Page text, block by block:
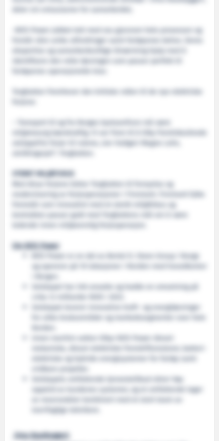
–BOS Power jobbet tett med oss gjennom hele prosessen og
forstår våre unike utfordringer samt fartøyenes behov. Deres
ekspertise og samarbeidsvillige tilnærming hjalp med å
identifisere den rette løsningen som passer perfekt til
fartøyenes operasjonelle krav.
Torghatten fremhever den kritiske rollen til de nye elektriske
– Transport til og fra Norges kystsamfunn må være
utslippsfrie ferjer til rutene, sier Hallgeir Magne Lohn,
utviklingssjef i Torghatten.
STERKT MILJØFOKUS
Med disse ferjene bidrar Torghatten til fornyelse og
modernisering av ferjeoperasjoner i Finnmark. Finnmark fylke
kontrakten passer godt med Torghattens mål om å være
Om BOS Power
BOS Power er en del av Bertel O. Steen Group i Norge
og opererer på 10 lokasjoner i Norden med hovedkontor
i Bergen.
Selskapet har 240 ansatte og hadde en omsetning på
Selskapet leverer innovative kraft- og energiløsninger
for ulike bruksområder og markedssegmenter over hele
Innen maritim sektor tilbyr BOS Power diesel-
mekaniske, diesel-elektriske fremdriftsmotorer, batteri-
elektriske og hybride energisystemer for fartøy samt
Selskapets omfattende tjenestetilbud sikrer høy
oppetid av kundenes systemer, og et omfattende lager
tverrfaglige teknikere.
Oma Baatbyggeri: